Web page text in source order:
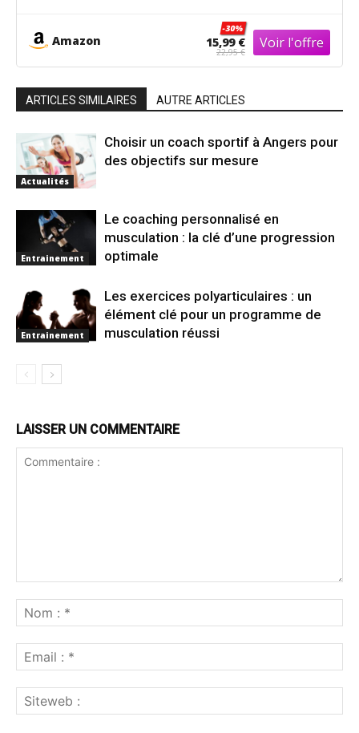
Amazon 15,99 €
-30%
22,95 €
ARTICLES SIMILAIRES AUTRE ARTICLES
Actualités
Choisir un coach sportif à Angers pour
des objectifs sur mesure
Entrainement
Le coaching personnalisé en
musculation : la clé d’une progression
optimale
Entrainement
Les exercices polyarticulaires : un
élément clé pour un programme de
musculation réussi
LAISSER UN COMMENTAIRE